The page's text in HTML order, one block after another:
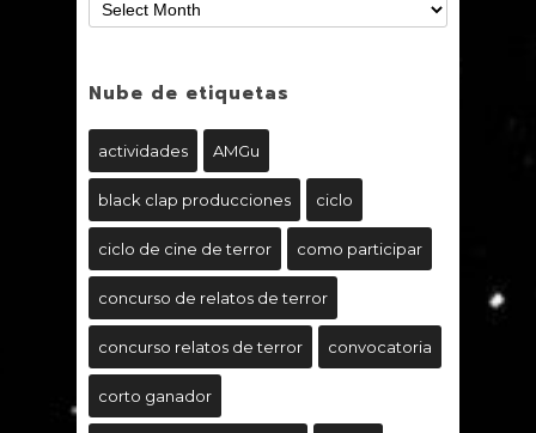
Nube de etiquetas
actividades AMGu
black clap producciones ciclo
ciclo de cine de terror como participar
concurso de relatos de terror
concurso relatos de terror convocatoria
corto ganador